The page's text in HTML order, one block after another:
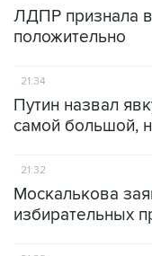
ЛДПР признала
положительно
21:34
Путин назвал
самой большой,
21:32
Москалькова
избирательных